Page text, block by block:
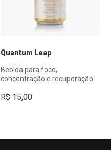
Quantum Leap
Bebida para foco,
concentração e recuperação.
R$ 15,00